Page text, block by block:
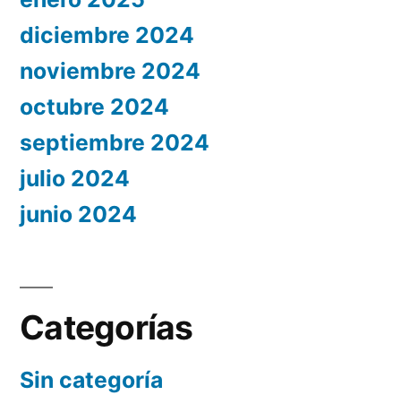
diciembre 2024
noviembre 2024
octubre 2024
septiembre 2024
julio 2024
junio 2024
Categorías
Sin categoría